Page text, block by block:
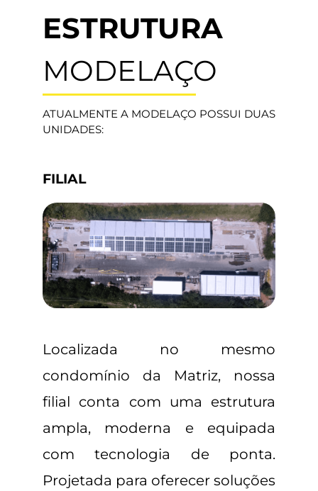
ESTRUTURA
MODELAÇO
ATUALMENTE A MODELAÇO POSSUI DUAS
UNIDADES:
FILIAL
Localizada no mesmo
condomínio da Matriz, nossa
filial conta com uma estrutura
ampla, moderna e equipada
com tecnologia de ponta.
Projetada para oferecer soluções